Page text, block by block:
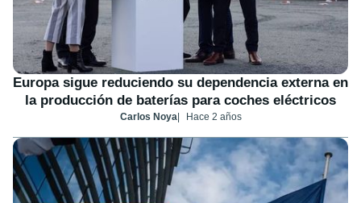
Europa sigue reduciendo su dependencia externa en
la producción de baterías para coches eléctricos
Carlos Noya Hace 2 años